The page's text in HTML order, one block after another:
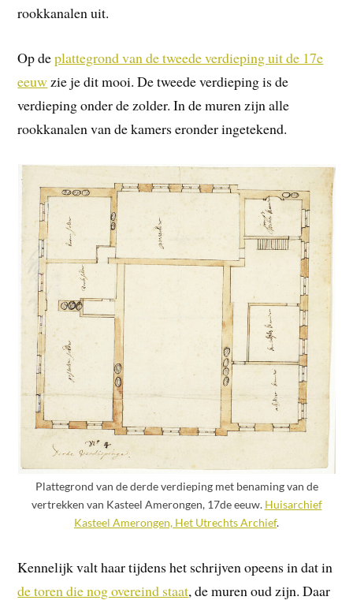
rookkanalen uit.
Op deplattegrond van de tweede verdieping uit de 17e
eeuwzie je dit mooi. De tweede verdieping is de
verdieping onder de zolder. In de muren zijn alle
rookkanalen van de kamers eronder ingetekend.
Plattegrond van de derde verdieping met benaming van de
vertrekken van Kasteel Amerongen, 17de eeuw. Huisarchief
Kasteel Amerongen, Het Utrechts Archief.
Kennelijk valt haar tijdens het schrijven opeens in dat in
de toren die nog overeind staat, de muren oud zijn. Daar